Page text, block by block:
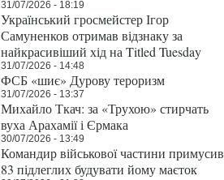
31/07/2026 - 18:19
Український гросмейстер Ігор
Самуненков отримав відзнаку за
найкрасивіший хід на Titled Tuesday
31/07/2026 - 14:48
ФСБ «шиє» Дурову тероризм
31/07/2026 - 13:37
Михайло Ткач: за «Трухою» стирчать
вуха Арахамії і Єрмака
30/07/2026 - 13:49
Командир військової частини примусив
83 підлеглих будувати йому маєток